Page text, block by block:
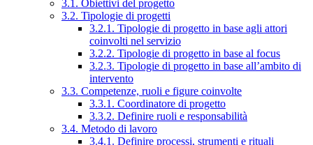
3.1. Obiettivi del progetto
3.2. Tipologie di progetti
3.2.1. Tipologie di progetto in base agli attori
coinvolti nel servizio
3.2.2. Tipologie di progetto in base al focus
3.2.3. Tipologie di progetto in base all’ambito di
intervento
3.3. Competenze, ruoli e figure coinvolte
3.3.1. Coordinatore di progetto
3.3.2. Definire ruoli e responsabilità
3.4. Metodo di lavoro
3.4.1. Definire processi, strumenti e rituali